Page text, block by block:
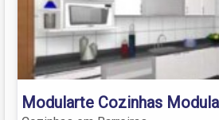
Modularte Cozinhas